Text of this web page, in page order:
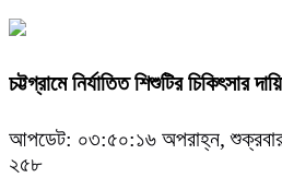
চট্টগ্রামে নির্যাতিত শিশুটির চিকিৎসার
আপডেট: ০৩:৫০:১৬ অপরাহ্ন,
২৫৮